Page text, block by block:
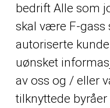
bedrift Alle som
skal være F-gass
autoriserte
uønsket
av oss og / eller
tilknyttede